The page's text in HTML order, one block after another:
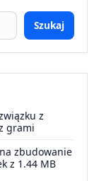
Szukaj
z
grami
zbudowanie
z 1.44 MB